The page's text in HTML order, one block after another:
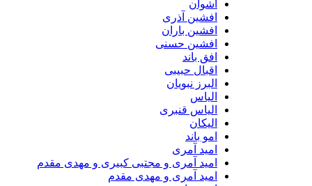
اشوان
افشین آذری
افشین باران
افشین حسنی
افق باند
اقبال حبیبی
البرز نبویان
الیاس
الیاس قنبرى
الیکان
امو باند
امید آمری
امید آمری و مجتبی کبیری و مهدى مقدم
امید آمری و مهدی مقدم